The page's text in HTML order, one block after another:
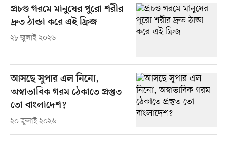
প্রচণ্ড গরমে মানুষের পুরো শরীর
দ্রুত ঠান্ডা করে এই ফ্রিজ
২৮ জুলাই ২০২৬
আসছে সুপার এল নিনো,
অস্বাভাবিক গরম ঠেকাতে প্রস্তুত
তো বাংলাদেশ?
২০ জুলাই ২০২৬